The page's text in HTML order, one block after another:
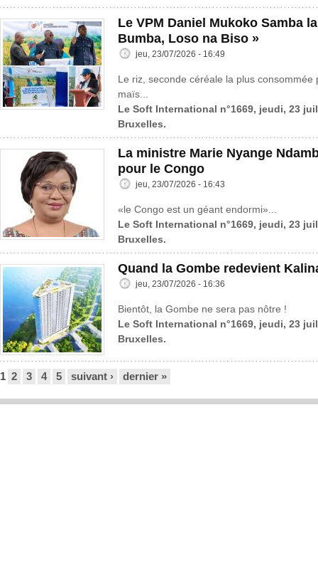
Le VPM Daniel Mukoko Samba
Bumba, Loso na Biso »
jeu, 23/07/2026 - 16:49
Le riz, seconde céréale la plus
maïs...
Le Soft International n°1669, jeudi, 23
Bruxelles.
La ministre Marie Nyange
pour le Congo
jeu, 23/07/2026 - 16:43
«le Congo est un géant endormi»...
Le Soft International n°1669, jeudi, 23
Bruxelles.
Quand la Gombe redevient
jeu, 23/07/2026 - 16:36
Bientôt, la Gombe ne sera pas nôtre !
Le Soft International n°1669, jeudi, 23
Bruxelles.
1 2 3 4 5 suivant › dernier »